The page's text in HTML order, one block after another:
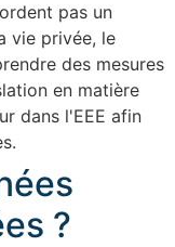
pas un
vie privée, le
des mesures
en matière
dans l'EEE afin
?